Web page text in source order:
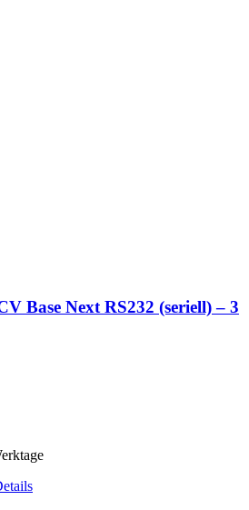
Base Next RS232 (seriell) – 3